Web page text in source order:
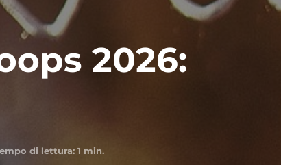
2026:
di lettura: 1 min.